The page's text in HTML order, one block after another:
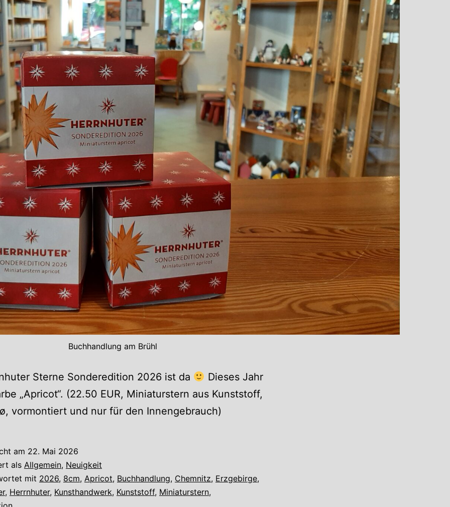
Buchhandlung am Brühl
Sterne Sonderedition 2026 ist da
Dieses Jahr
„Apricot“. (22.50 EUR, Miniaturstern aus Kunststoff,
vormontiert und nur für den Innengebrauch)
am 22. Mai 2026
als Allgemein, Neuigkeit
mit 2026, 8cm, Apricot, Buchhandlung, Chemnitz, Erzgebirge,
, Herrnhuter, Kunsthandwerk, Kunststoff, Miniaturstern,